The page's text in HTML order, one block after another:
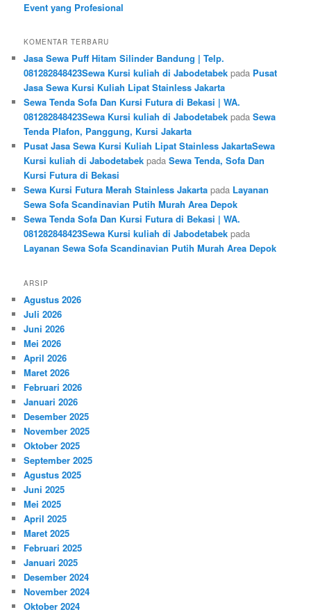
Event yang Profesional
KOMENTAR TERBARU
Jasa Sewa Puff Hitam Silinder Bandung | Telp.
081282848423Sewa Kursi kuliah di Jabodetabek pada Pusat
Jasa Sewa Kursi Kuliah Lipat Stainless Jakarta
Sewa Tenda Sofa Dan Kursi Futura di Bekasi | WA.
081282848423Sewa Kursi kuliah di Jabodetabek padaSewa
Tenda Plafon, Panggung, Kursi Jakarta
Pusat Jasa Sewa Kursi Kuliah Lipat Stainless JakartaSewa
Kursi kuliah di Jabodetabek padaSewa Tenda, Sofa Dan
Kursi Futura di Bekasi
Sewa Kursi Futura Merah Stainless Jakarta pada Layanan
Sewa Sofa Scandinavian Putih Murah Area Depok
Sewa Tenda Sofa Dan Kursi Futura di Bekasi | WA.
081282848423Sewa Kursi kuliah di Jabodetabek pada
Layanan Sewa Sofa Scandinavian Putih Murah Area Depok
ARSIP
Agustus 2026
Juli 2026
Juni 2026
Mei 2026
April 2026
Maret 2026
Februari 2026
Januari 2026
Desember 2025
November 2025
Oktober 2025
September 2025
Agustus 2025
Juni 2025
Mei 2025
April 2025
Maret 2025
Februari 2025
Januari 2025
Desember 2024
November 2024
Oktober 2024